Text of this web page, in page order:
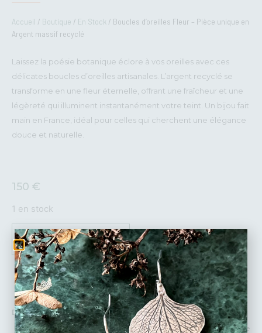
Accueil / Boutique / En Stock / Boucles d’oreilles Fleur – Pièce unique en
Argent massif recyclé
Laissez la poésie botanique éclore à vos oreilles avec ces
délicates boucles d’oreilles artisanales. L’argent recyclé se
transforme en une fleur éternelle, offrant une fraîcheur et une
légèreté qui illuminent instantanément votre teint. Un bijou fait
main en France, idéal pour celles qui cherchent une élégance
douce et naturelle.
150 €
1 en stock
AJOUTER AU PANIER
DÉTAILS :
Boucles d’oreilles en Argent massif recyclé – Pièce unique réalisée